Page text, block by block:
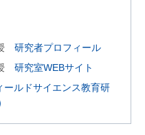
授研究者プロフィール
授研究室WEBサイト
ールドサイエンス教育研